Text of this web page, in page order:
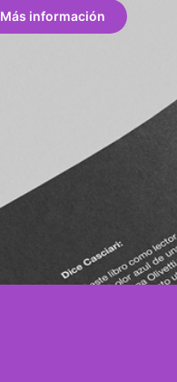
Más información